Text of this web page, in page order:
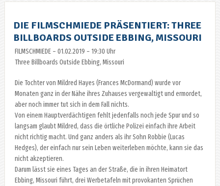
DIE FILMSCHMIEDE PRÄSENTIERT: THREE
BILLBOARDS OUTSIDE EBBING, MISSOURI
FILMSCHMIEDE – 01.02.2019 – 19:30 Uhr
Three Billboards Outside Ebbing, Missouri
Die Tochter von Mildred Hayes (Frances McDormand) wurde vor
Monaten ganz in derNähe ihres Zuhauses vergewaltigt und ermordet,
aber noch immer tut sich in dem Fall nichts.
Von einem Hauptverdächtigen fehlt jedenfalls noch jede Spur und so
langsam glaubt Mildred, dass die örtliche Polizei einfach ihre Arbeit
nicht richtig macht. Und ganz anders als ihr Sohn Robbie (Lucas
Hedges), der einfach nur sein Leben weiterleben möchte, kann sie das
nicht akzeptieren.
Darum lässt sie eines Tages an der Straße, die in ihren Heimatort
Ebbing, Missouri führt, drei Werbetafeln mit provokanten Sprüchen